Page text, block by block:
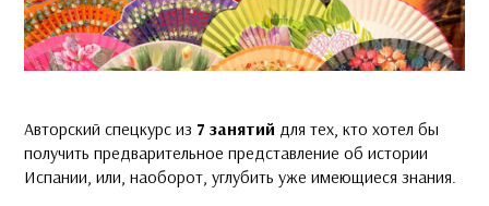
Авторский спецкурс из 7 занятий для тех, кто хотел бы
получить предварительное представление об истории
Испании, или, наоборот, углубить уже имеющиеся знания.